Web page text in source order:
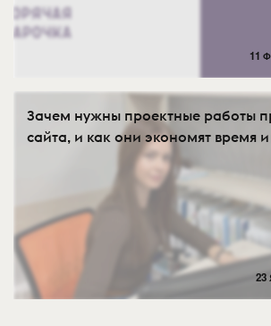
11
Зачем нужны проектные работы
сайта, и как они экономят время
23